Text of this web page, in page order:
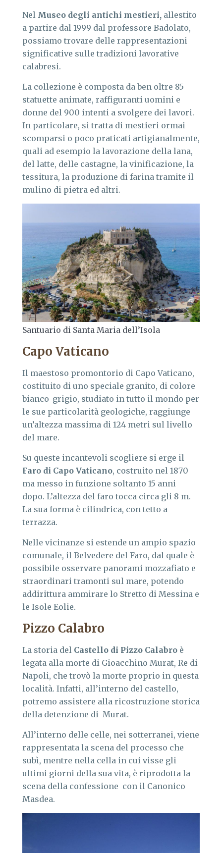
Nel Museo degli antichi mestieri, allestito
a partire dal 1999 dal professore Badolato,
possiamo trovare delle rappresentazioni
significative sulle tradizioni lavorative
calabresi.
La collezione è composta da ben oltre 85
statuette animate, raffiguranti uomini e
donne del 900 intenti a svolgere dei lavori.
In particolare, si tratta di mestieri ormai
scomparsi o poco praticati artigianalmente,
quali ad esempio la lavorazione della lana,
del latte, delle castagne, la vinificazione, la
tessitura, la produzione di farina tramite il
mulino di pietra ed altri.
Santuario di Santa Maria dell’Isola
Capo Vaticano
Il maestoso promontorio di Capo Vaticano,
costituito di uno speciale granito, di colore
bianco-grigio, studiato in tutto il mondo per
le sue particolarità geologiche, raggiunge
un’altezza massima di 124 metri sul livello
del mare.
Su queste incantevoli scogliere si erge il
Faro di Capo Vaticano, costruito nel 1870
ma messo in funzione soltanto 15 anni
dopo. L’altezza del faro tocca circa gli 8 m.
La sua forma è cilindrica, con tetto a
terrazza.
Nelle vicinanze si estende un ampio spazio
comunale, il Belvedere del Faro, dal quale è
possibile osservare panorami mozzafiato e
straordinari tramonti sul mare, potendo
addirittura ammirare lo Stretto di Messina e
le Isole Eolie.
Pizzo Calabro
La storia del Castello di Pizzo Calabro è
legata alla morte di Gioacchino Murat, Re di
Napoli, che trovò la morte proprio in questa
località. Infatti, all’interno del castello,
potremo assistere alla ricostruzione storica
della detenzione di Murat.
All’interno delle celle, nei sotterranei, viene
rappresentata la scena del processo che
subì, mentre nella cella in cui visse gli
ultimi giorni della sua vita, è riprodotta la
scena della confessione con il Canonico
Masdea.